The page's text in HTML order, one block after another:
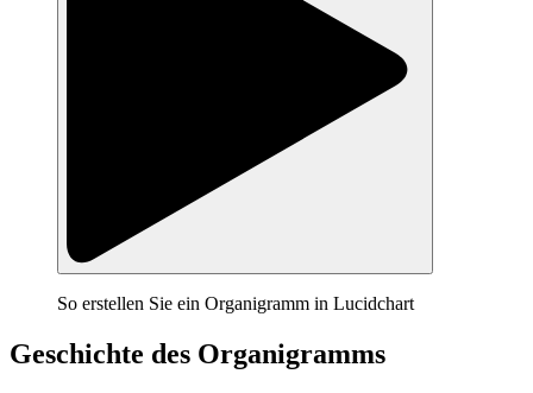
So erstellen Sie ein Organigramm in Lucidchart
Geschichte des Organigramms